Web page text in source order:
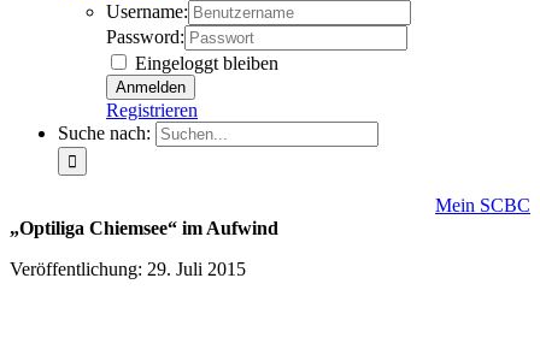
Username:
Password:
Eingeloggt bleiben
Registrieren
Suche nach:
Mein SCBC
„Optiliga Chiemsee“ im Aufwind
Veröffentlichung: 29. Juli 2015